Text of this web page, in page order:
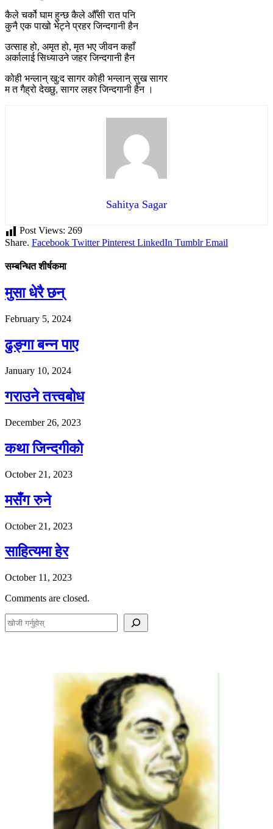
कैले चर्को घाम हुन्छ कैले औँसी रात पनि
कुनै एक पाखो भेट्ने प्रहर जिन्दगानी हैन
उत्साह हो, अमृत हो, मृत भए जीवन कहाँ
अर्कालाई सिध्याउने जहर जिन्दगानी हैन
कोही भन्लान् खु:द सागर कोही भन्लान् सुख सागर
म त गैह्रो देख्छु, सागर लहर जिन्दगानी हैन ।
Sahitya Sagar
Post Views: 269
Share. Facebook Twitter Pinterest LinkedIn Tumblr Email
सम्बन्धित शीर्षकमा
मुसा धेरै छन्
February 5, 2024
ढुङ्गा बन्न पाए
January 10, 2024
गराउने तत्त्वबोध
December 26, 2023
कथा जिन्दगीको
October 21, 2023
मसँग रुने
October 21, 2023
साहित्यमा हेर
October 11, 2023
Comments are closed.